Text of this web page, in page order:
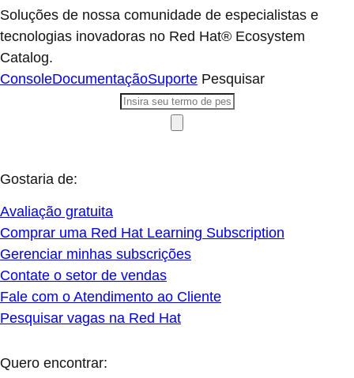
Soluções de nossa comunidade de especialistas e
tecnologias inovadoras no Red Hat® Ecosystem
Catalog.
ConsoleDocumentaçãoSuporte Pesquisar
Gostaria de:
Avaliação gratuita
Comprar uma Red Hat Learning Subscription
Gerenciar minhas subscrições
Contate o setor de vendas
Fale com o Atendimento ao Cliente
Pesquisar vagas na Red Hat
Quero encontrar: